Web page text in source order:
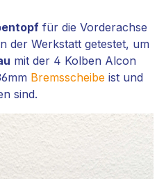
für die Vorderachse
der Werkstatt getestet, um
mit der 4 Kolben Alcon
Bremsscheibe ist und
sind.